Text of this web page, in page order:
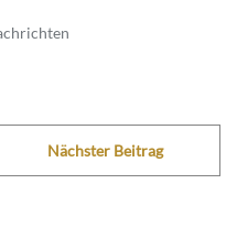
Nächster Beitrag